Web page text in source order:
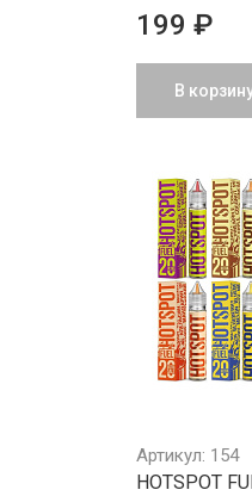
199 ₽
В
Артикул: 154
HOTSPOT